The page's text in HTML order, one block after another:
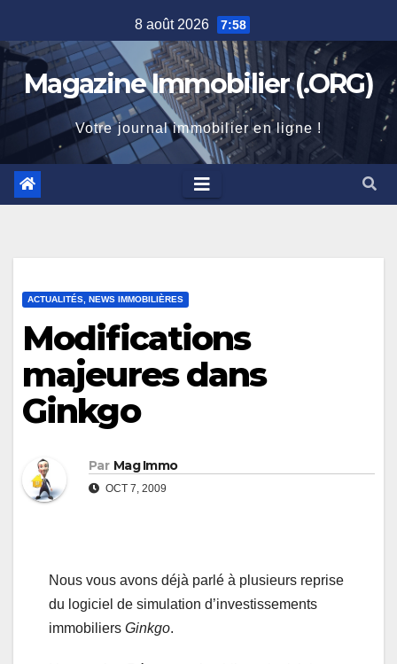
to
content
8 août 2026 7:58
Magazine Immobilier (.ORG)
Votre journal immobilier en ligne !
ACTUALITÉS, NEWS IMMOBILIÈRES
Modifications
majeures dans
Ginkgo
Par Mag Immo
OCT 7, 2009
Nous vous avons déjà parlé à plusieurs reprise
du logiciel de simulation d’investissements
immobiliers Ginkgo.